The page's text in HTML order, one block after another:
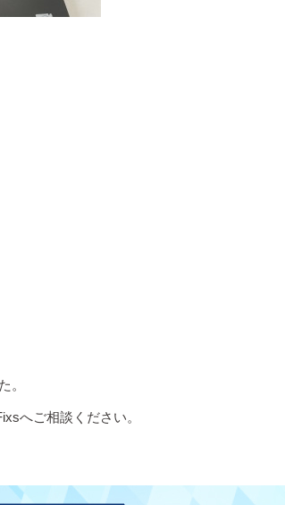
。
へご相談ください。